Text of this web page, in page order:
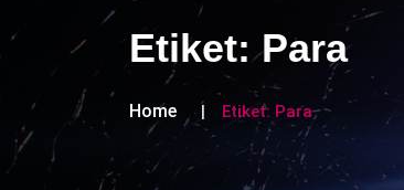
Etiket:Para
Home Etiket: Para